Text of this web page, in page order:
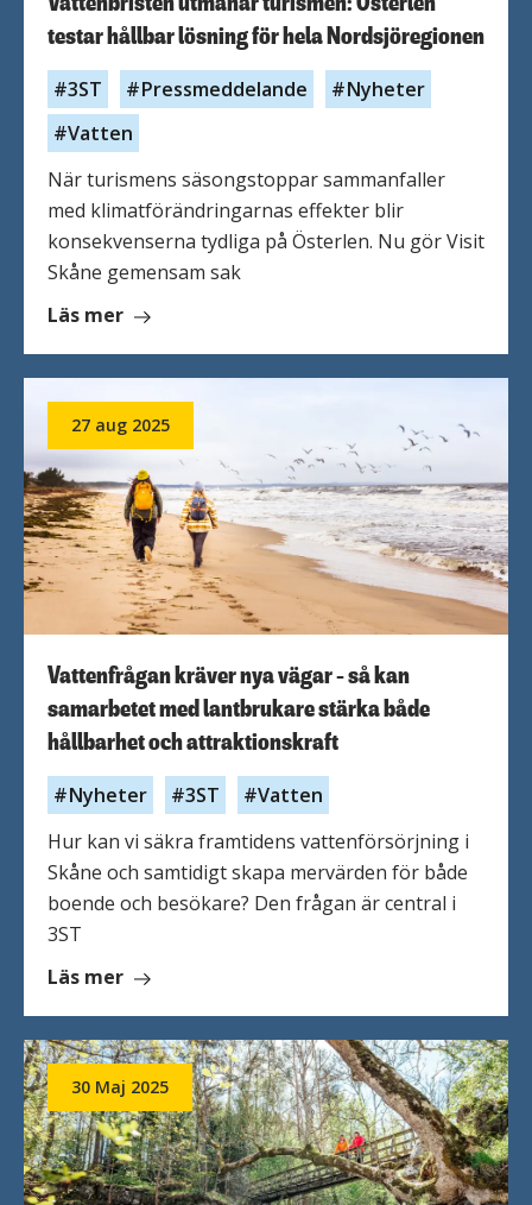
testar hållbar lösning för hela Nordsjöregionen
3ST Pressmeddelande
Nyheter
Vatten
När turismens säsongstoppar sammanfaller
med klimatförändringarnas effekter blir
konsekvenserna tydliga på Österlen. Nu gör Visit
Skåne gemensam sak
Läs mer om
utmanar
turismen:
Österlen
testar
hållbar
lösning
för
hela
Nordsjöregionen
27 aug 2025
Vattenfrågan kräver nya vägar - så kan
samarbetet med lantbrukare stärka både
hållbarhet och attraktionskraft
Nyheter 3ST
Vatten
Hur kan vi säkra framtidens vattenförsörjning i
Skåne och samtidigt skapa mervärden för både
boende och besökare? Den frågan är central i
3ST
Läs mer om
kräver
nya
vägar
-
så
kan
30 Maj 2025